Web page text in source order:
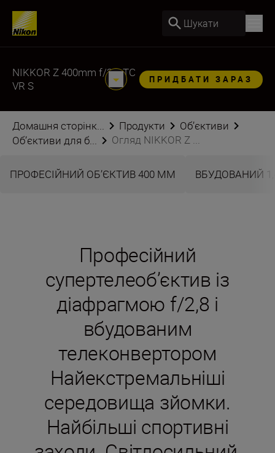
Шукати
NIKKOR Z 400mm f/2.8 TC
VR S
ПРИДБАТИ ЗАРАЗ
Домашня сторінк... Продукти
Об’єктиви
Об’єктиви для б...
Огляд NIKKOR Z ...
ПРОФЕСІЙНИЙ ОБ’ЄКТИВ 400 ММ ВБУДОВАНИЙ
Професійний
супертелеоб’єктив із
діафрагмою f/2,8 і
вбудованим
телеконвертором
Найекстремальніші
середовища зйомки.
Найбільші спортивні